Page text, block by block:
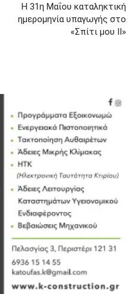
Η 31η Μαΐου καταληκτική
ημερομηνία υπαγωγής στο
«Σπίτι μου ΙΙ»